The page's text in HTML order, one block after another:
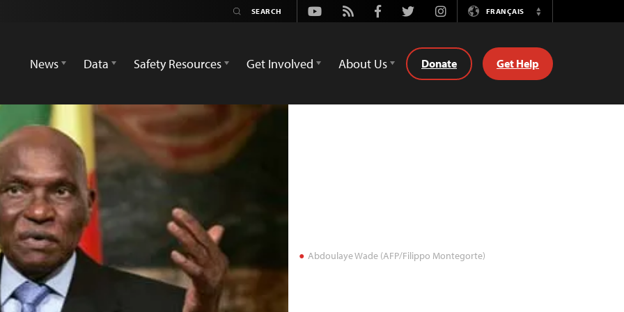
Youtube
Rss FacebookTwitterInstagramFRANÇAIS
Switch
News
Data Safety Resources Get Involved About Us Donate Get Help
Abdoulaye Wade (AFP/Filippo Montegorte)